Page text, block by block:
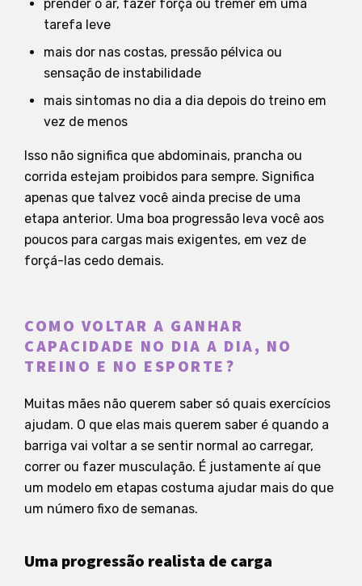
prender o ar, fazer força ou tremer em uma
tarefa leve
mais dor nas costas, pressão pélvica ou
sensação de instabilidade
mais sintomas no dia a dia depois do treino em
vez de menos
Isso não significa que abdominais, prancha ou
corrida estejam proibidos para sempre. Significa
apenas que talvez você ainda precise de uma
etapa anterior. Uma boa progressão leva você aos
poucos para cargas mais exigentes, em vez de
forçá-las cedo demais.
COMO VOLTAR A GANHAR
CAPACIDADE NO DIA A DIA, NO
TREINO E NO ESPORTE?
Muitas mães não querem saber só quais exercícios
ajudam. O que elas mais querem saber é quando a
barriga vai voltar a se sentir normal ao carregar,
correr ou fazer musculação. É justamente aí que
um modelo em etapas costuma ajudar mais do que
um número fixo de semanas.
Uma progressão realista de carga